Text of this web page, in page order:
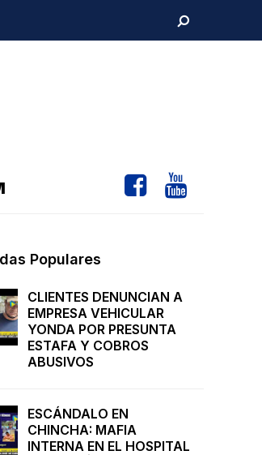
Populares
CLIENTES DENUNCIAN A
EMPRESA VEHICULAR
YONDA POR PRESUNTA
ESTAFA Y COBROS
ABUSIVOS
ESCÁNDALO EN
CHINCHA: MAFIA
INTERNA EN EL HOSPITAL